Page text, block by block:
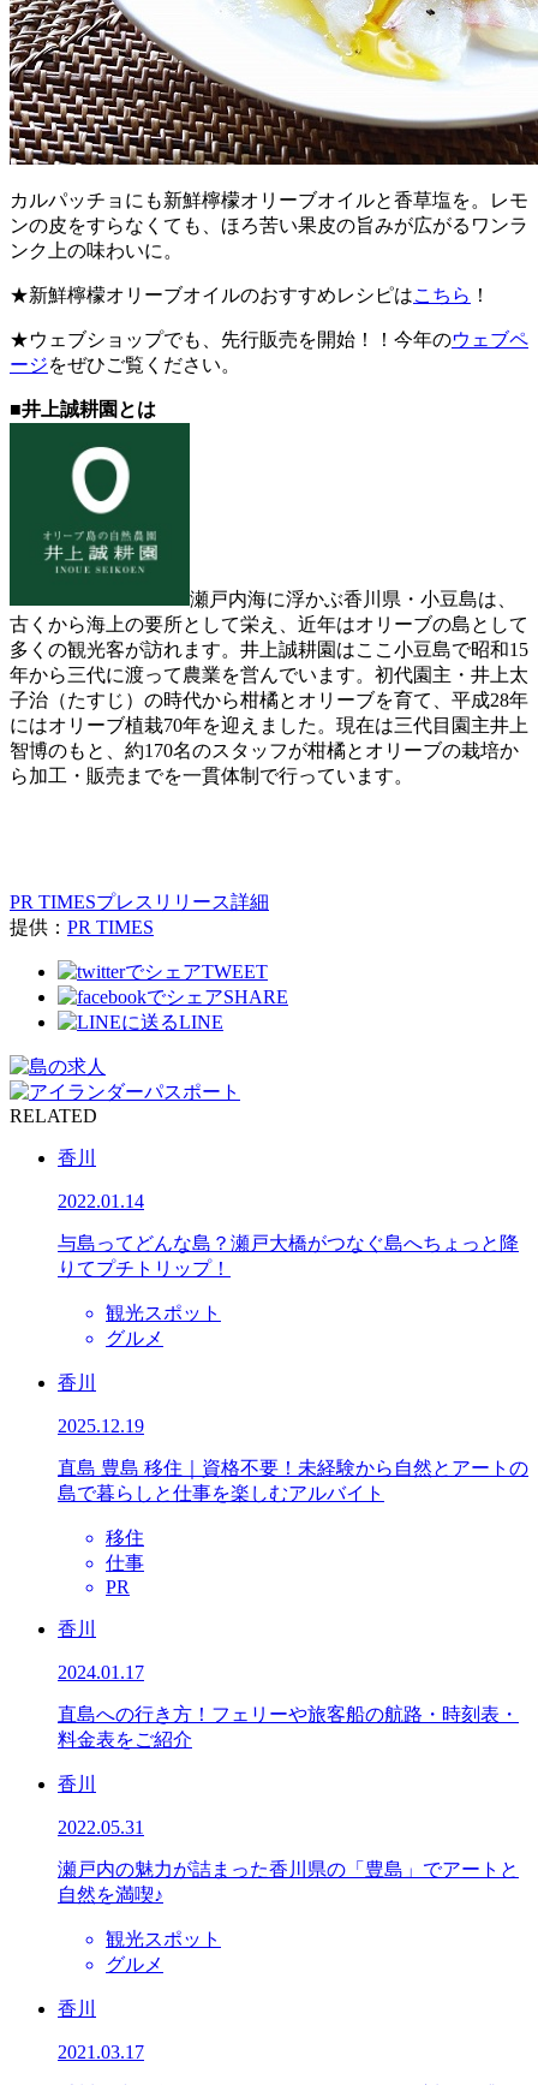
カルパッチョにも新鮮檸檬オリーブオイルと香草塩を。レモ
ンの皮をすらなくても、ほろ苦い果皮の旨みが広がるワンラ
ンク上の味わいに。
★新鮮檸檬オリーブオイルのおすすめレシピはこちら ！
★ウェブショップでも、先行販売を開始！！今年のウェブペ
ージをぜひご覧ください。
■井上誠耕園とは
瀬戸内海に浮かぶ香川県・小豆島は、
古くから海上の要所として栄え、近年はオリーブの島として
多くの観光客が訪れます。井上誠耕園はここ小豆島で昭和15
年から三代に渡って農業を営んでいます。初代園主・井上太
子治（たすじ）の時代から柑橘とオリーブを育て、平成28年
にはオリーブ植栽70年を迎えました。現在は三代目園主井上
智博のもと、約170名のスタッフが柑橘とオリーブの栽培か
ら加工・販売までを一貫体制で行っています。
PR TIMESプレスリリース詳細
提供： PR TIMES
TWEET
SHARE
LINE
RELATED
香川
2022.01.14
与島ってどんな島？瀬戸大橋がつなぐ島へちょっと降
りてプチトリップ！
観光スポット
グルメ
香川
2025.12.19
直島 豊島 移住｜資格不要！未経験から自然とアートの
島で暮らしと仕事を楽しむアルバイト
移住
仕事
PR
香川
2024.01.17
直島への行き方！フェリーや旅客船の航路・時刻表・
料金表をご紹介
香川
2022.05.31
瀬戸内の魅力が詰まった香川県の「豊島」でアートと
自然を満喫♪
観光スポット
グルメ
香川
2021.03.17